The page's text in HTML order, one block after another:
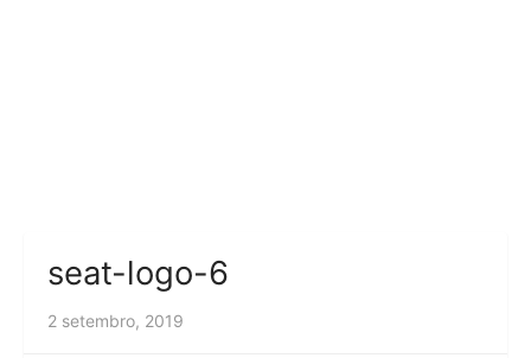
seat-logo-6
2 setembro, 2019